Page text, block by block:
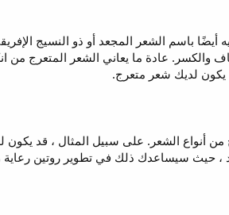
أيضًا باسم الشعر المجعد أو ذو النسيج
والكسر. عادة ما يعاني الشعر المتعرج
يكون لديك شعر متعرج.
من أنواع الشعر. على سبيل المثال ، قد
، حيث سيساعدك ذلك في تطوير روتين